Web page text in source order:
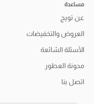
مساعدة
عن تويج
العروض والتخفيضات
الأسئلة الشائعة
مدونة العطور
اتصل بنا